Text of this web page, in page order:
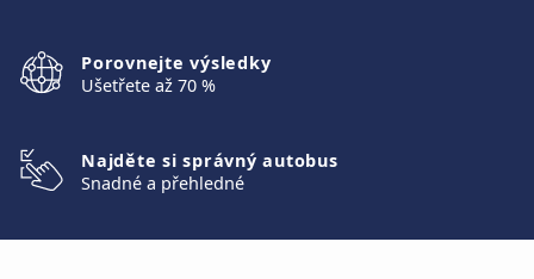
Porovnejte výsledky
Ušetřete až 70 %
Najděte si správný autobus
Snadné a přehledné